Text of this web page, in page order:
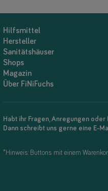
Hilfsmittel
Hersteller
Sanitätshäuser
Shops
Magazin
Über FiNiFuchs
Habt ihr Fragen, Anregungen oder
Dann schreibt uns gerne eine E-
*Hinweis: Buttons mit einem